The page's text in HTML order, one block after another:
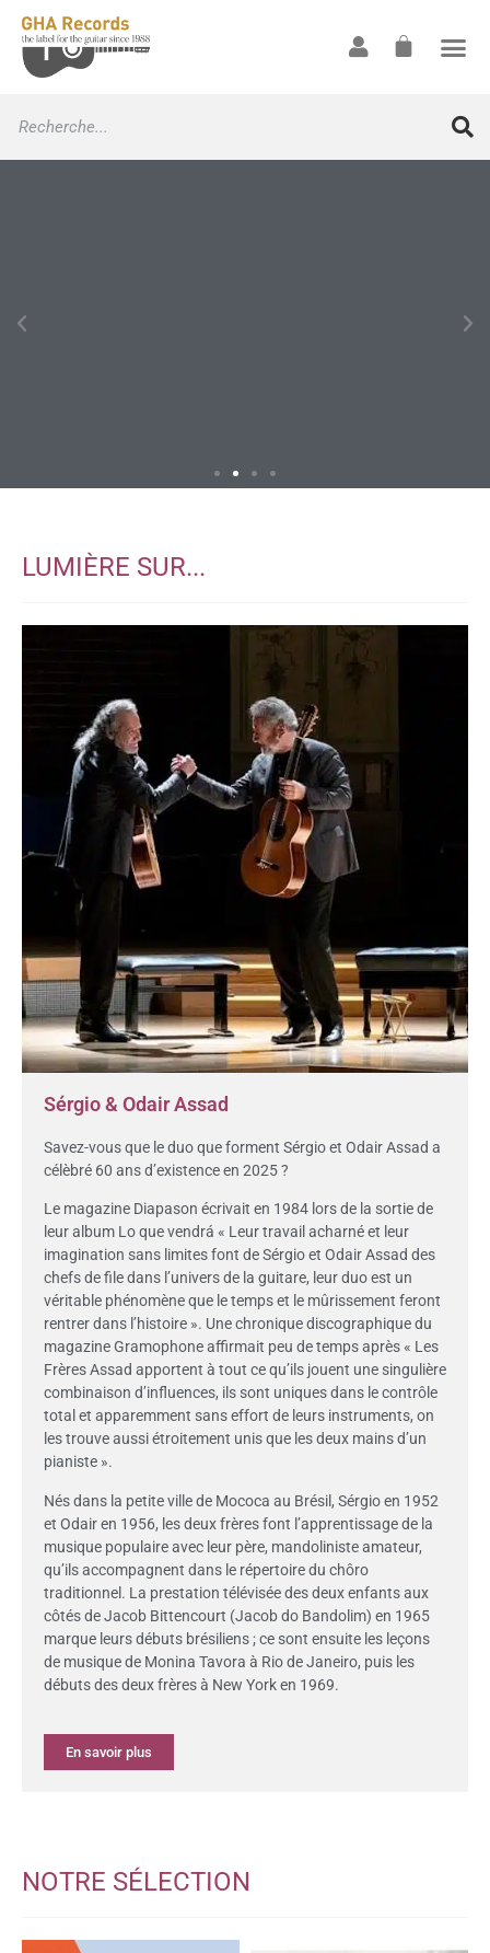
d'enregistrements de guitare importants
LUMIÈRE SUR...
Sérgio & Odair Assad
Savez-vous que le duo que forment Sérgio et Odair Assad a
célèbré 60 ans d’existence en 2025 ?
Le magazine Diapason écrivait en 1984 lors de la sortie de
leur album Lo que vendrá « Leur travail acharné et leur
imagination sans limites font de Sérgio et Odair Assad des
chefs de file dans l’univers de la guitare, leur duo est un
véritable phénomène que le temps et le mûrissement feront
rentrer dans l’histoire ». Une chronique discographique du
magazine Gramophone affirmait peu de temps après « Les
Frères Assad apportent à tout ce qu’ils jouent une singulière
combinaison d’influences, ils sont uniques dans le contrôle
total et apparemment sans effort de leurs instruments, on
les trouve aussi étroitement unis que les deux mains d’un
pianiste ».
Nés dans la petite ville de Mococa au Brésil, Sérgio en 1952
et Odair en 1956, les deux frères font l’apprentissage de la
musique populaire avec leur père, mandoliniste amateur,
qu’ils accompagnent dans le répertoire du chôro
traditionnel. La prestation télévisée des deux enfants aux
côtés de Jacob Bittencourt (Jacob do Bandolim) en 1965
marque leurs débuts brésiliens ; ce sont ensuite les leçons
de musique de Monina Tavora à Rio de Janeiro, puis les
débuts des deux frères à New York en 1969.
En savoir plus
NOTRE SÉLECTION